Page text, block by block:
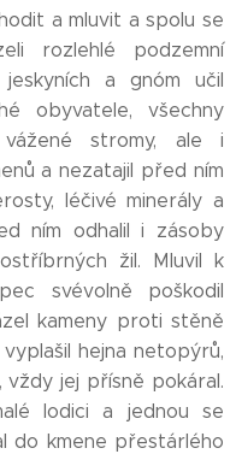
a mluvit a spolu se
rozlehlé podzemní
a gnóm učil
obyvatele, všechny
stromy, ale i
a nezatajil před ním
léčivé minerály a
ním odhalil i zásoby
žil. Mluvil k
svévolně poškodil
kameny proti stěně
hejna netopýrů,
jej přísně pokáral.
lodici a jednou se
do kmene přestárlého